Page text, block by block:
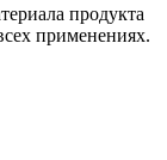
продукта
применениях.